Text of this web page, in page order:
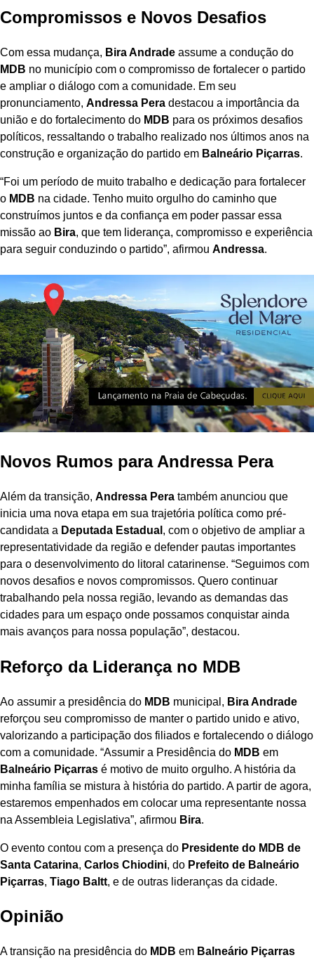
Compromissos e Novos Desafios
Com essa mudança, Bira Andrade assume a condução do
MDB no município com o compromisso de fortalecer o partido
e ampliar o diálogo com a comunidade. Em seu
pronunciamento, Andressa Pera destacou a importância da
união e do fortalecimento do MDB para os próximos desafios
políticos, ressaltando o trabalho realizado nos últimos anos na
construção e organização do partido em Balneário Piçarras.
“Foi um período de muito trabalho e dedicação para fortalecer
o MDB na cidade. Tenho muito orgulho do caminho que
construímos juntos e da confiança em poder passar essa
missão ao Bira, que tem liderança, compromisso e experiência
para seguir conduzindo o partido”, afirmou Andressa.
Novos Rumos para Andressa Pera
Além da transição, Andressa Pera também anunciou que
inicia uma nova etapa em sua trajetória política como pré-
candidata a Deputada Estadual , com o objetivo de ampliar a
representatividade da região e defender pautas importantes
para o desenvolvimento do litoral catarinense. “Seguimos com
novos desafios e novos compromissos. Quero continuar
trabalhando pela nossa região, levando as demandas das
cidades para um espaço onde possamos conquistar ainda
mais avanços para nossa população”, destacou.
Reforço da Liderança no MDB
Ao assumir a presidência do MDB municipal, Bira Andrade
reforçou seu compromisso de manter o partido unido e ativo,
valorizando a participação dos filiados e fortalecendo o diálogo
com a comunidade. “Assumir a Presidência do MDB em
Balneário Piçarras é motivo de muito orgulho. A história da
minha família se mistura à história do partido. A partir de agora,
estaremos empenhados em colocar uma representante nossa
na Assembleia Legislativa”, afirmou Bira.
O evento contou com a presença do Presidente do MDB de
Santa Catarina, Carlos Chiodini, do Prefeito de Balneário
Piçarras, Tiago Baltt, e de outras lideranças da cidade.
Opinião
A transição na presidência do MDB em Balneário Piçarras